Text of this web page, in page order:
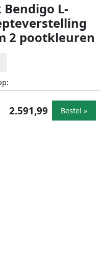
L-
2 pootkleuren
2.591,99 Bestel »